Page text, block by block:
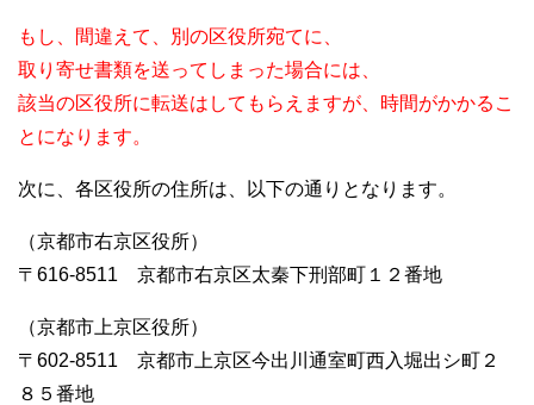
もし、間違えて、別の区役所宛てに、
取り寄せ書類を送ってしまった場合には、
該当の区役所に転送はしてもらえますが、時間がかかるこ
とになります。
次に、各区役所の住所は、以下の通りとなります。
（京都市右京区役所）
〒616-8511 京都市右京区太秦下刑部町１２番地
（京都市上京区役所）
〒602-8511 京都市上京区今出川通室町西入堀出シ町２
８５番地